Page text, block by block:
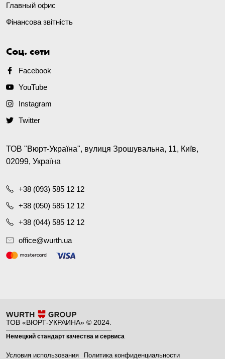
Главный офис
Фінансова звітність
Соц. сети
Facebook
YouTube
Instagram
Twitter
ТОВ "Вюрт-Україна", вулиця Зрошувальна, 11, Київ,
02099, Україна
+38 (093) 585 12 12
+38 (050) 585 12 12
+38 (044) 585 12 12
office@wurth.ua
ТОВ «ВЮРТ-УКРАИНА» © 2024.
Немецкий стандарт качества и сервиса
Условия использования Политика конфиденциальности